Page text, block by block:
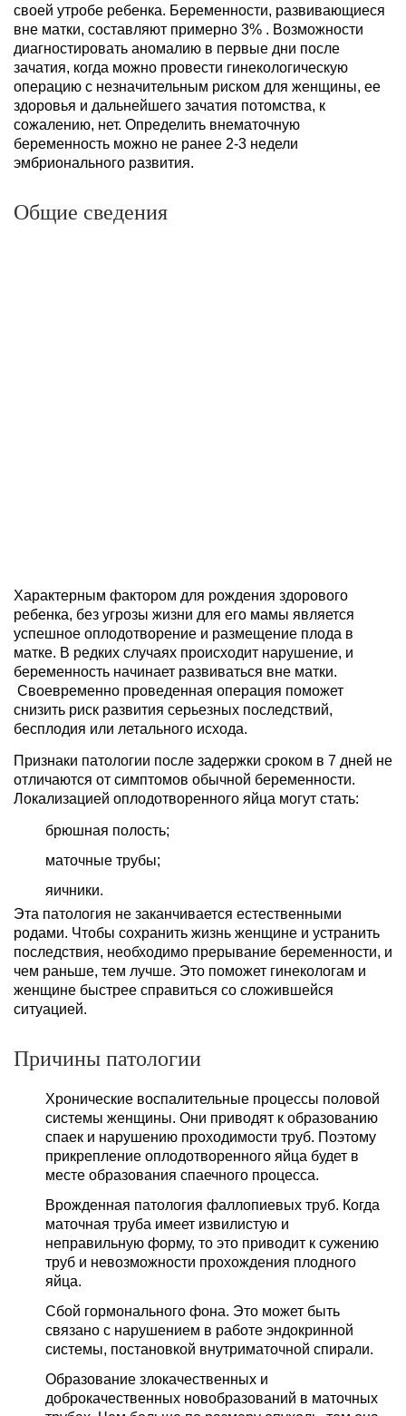
своей утробе ребенка. Беременности, развивающиеся
вне матки, составляют примерно 3% . Возможности
диагностировать аномалию в первые дни после
зачатия, когда можно провести гинекологическую
операцию с незначительным риском для женщины, ее
здоровья и дальнейшего зачатия потомства, к
сожалению, нет. Определить внематочную
беременность можно не ранее 2-3 недели
эмбрионального развития.
Общие сведения
Характерным фактором для рождения здорового
ребенка, без угрозы жизни для его мамы является
успешное оплодотворение и размещение плода в
матке. В редких случаях происходит нарушение, и
беременность начинает развиваться вне матки.
Своевременно проведенная операция поможет
снизить риск развития серьезных последствий,
бесплодия или летального исхода.
Признаки патологии после задержки сроком в 7 дней не
отличаются от симптомов обычной беременности.
Локализацией оплодотворенного яйца могут стать:
брюшная полость;
маточные трубы;
яичники.
Эта патология не заканчивается естественными
родами. Чтобы сохранить жизнь женщине и устранить
последствия, необходимо прерывание беременности, и
чем раньше, тем лучше. Это поможет гинекологам и
женщине быстрее справиться со сложившейся
ситуацией.
Причины патологии
Хронические воспалительные процессы половой
системы женщины. Они приводят к образованию
спаек и нарушению проходимости труб. Поэтому
прикрепление оплодотворенного яйца будет в
месте образования спаечного процесса.
Врожденная патология фаллопиевых труб. Когда
маточная труба имеет извилистую и
неправильную форму, то это приводит к сужению
труб и невозможности прохождения плодного
яйца.
Сбой гормонального фона. Это может быть
связано с нарушением в работе эндокринной
системы, постановкой внутриматочной спирали.
Образование злокачественных и
доброкачественных новобразований в маточных